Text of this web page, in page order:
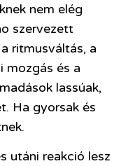
nem elég
szervezett
ritmusváltás, a
mozgás és a
lassúak,
Ha gyorsak és
utáni reakció lesz